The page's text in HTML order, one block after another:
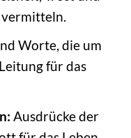
vermitteln.
Worte, die um
für das
Ausdrücke der